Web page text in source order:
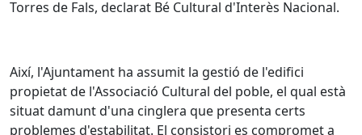
Torres de Fals, declarat Bé Cultural d'Interès Nacional.
Així, l'Ajuntament ha assumit la gestió de l'edifici
propietat de l'Associació Cultural del poble, el qual està
situat damunt d'una cinglera que presenta certs
problemes d'estabilitat. El consistori es compromet a